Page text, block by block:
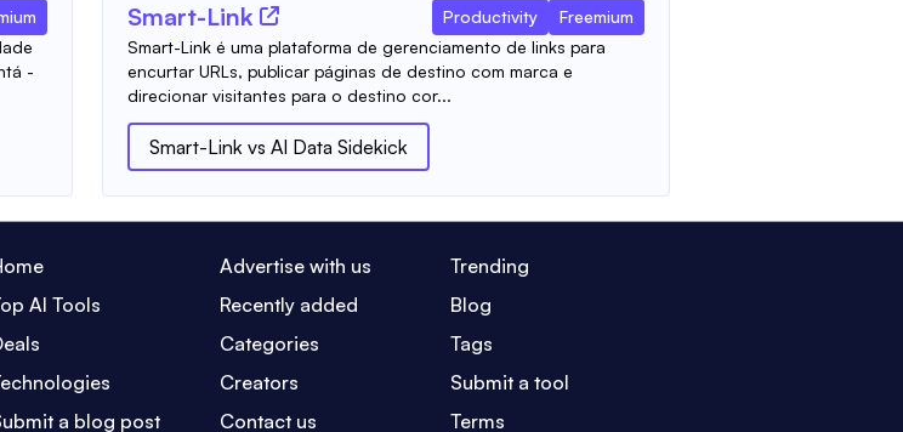
-
Smart-Link Productivity
Freemium
Smart-Link é uma plataforma de gerenciamento de links para
encurtar URLs, publicar páginas de destino com marca e
direcionar visitantes para o destino cor...
Smart-Link vs AI Data Sidekick
Advertise with us
Trending
AI Tools
Recently added
Blog
Categories
Tags
Creators
Submit a tool
a blog post
Contact us Terms